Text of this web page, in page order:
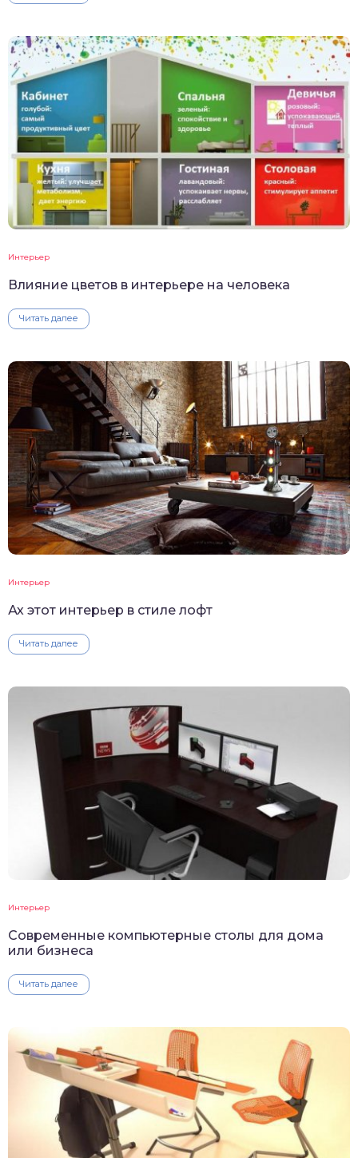
Интерьер
Влияние цветов в интерьере на человека
Читать далее
Интерьер
Ах этот интерьер в стиле лофт
Читать далее
Интерьер
Современные компьютерные столы для дома
или бизнеса
Читать далее